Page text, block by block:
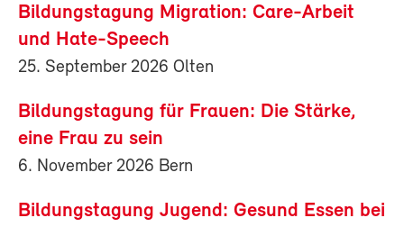
Bildungstagung Migration: Care-Arbeit
und Hate-Speech
25. September 2026 Olten
Bildungstagung für Frauen: Die Stärke,
eine Frau zu sein
6. November 2026 Bern
Bildungstagung Jugend: Gesund Essen bei